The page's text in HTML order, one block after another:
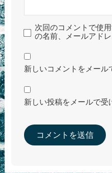
次回のコメントで使
の名前、メールアド
新しいコメントをメール
新しい投稿をメールで受